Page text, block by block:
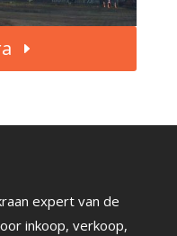
expert van de
inkoop, verkoop,